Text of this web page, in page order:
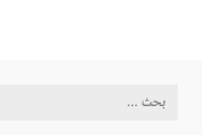
البحث